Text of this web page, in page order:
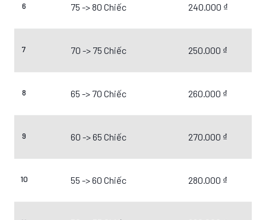
6 75 -> 80 Chiếc 240.000 ₫
7 70 -> 75 Chiếc 250.000 ₫
8 65 -> 70 Chiếc 260.000 ₫
9 60 -> 65 Chiếc 270.000 ₫
10 55 -> 60 Chiếc 280.000 ₫